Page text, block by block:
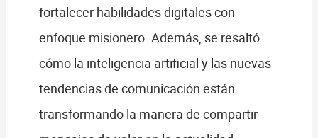
fortalecer habilidades digitales con
enfoque misionero. Además, se resaltó
cómo la inteligencia artificial y las nuevas
tendencias de comunicación están
transformando la manera de compartir